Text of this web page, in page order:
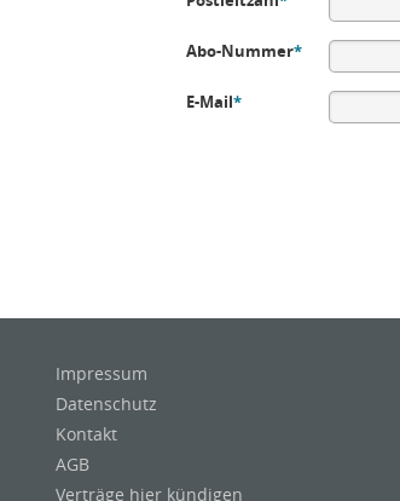
Abo-Nummer*
E-Mail*
Impressum
Datenschutz
Kontakt
AGB
Verträge hier kündigen